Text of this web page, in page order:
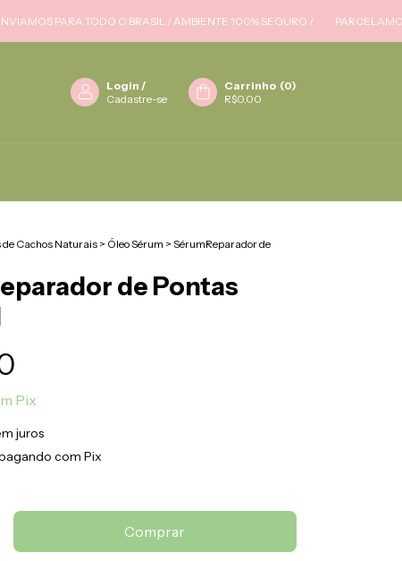
PARA TODO O BRASIL / AMBIENTE 100% SEGURO / PARCELAMOS EM
Login /
Cadastre-se
Carrinho (0)
R$0,00
Cachos Naturais > Óleo Sérum > SérumReparador de
de Pontas
Pix
juros
com Pix